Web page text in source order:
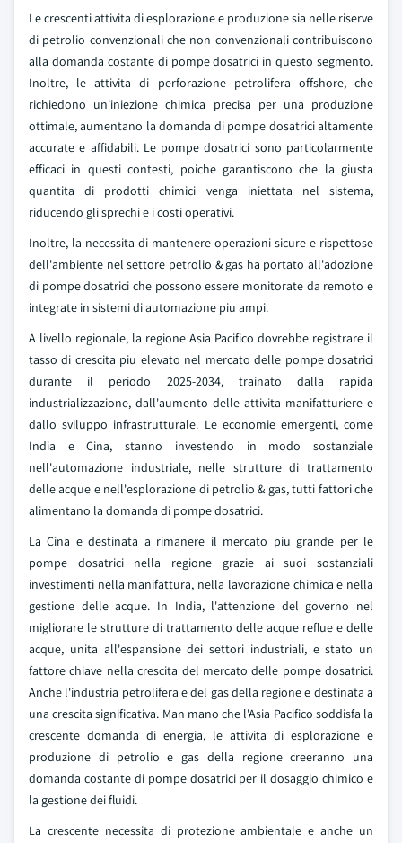
Le crescenti attivita di esplorazione e produzione sia nelle riserve
di petrolio convenzionali che non convenzionali contribuiscono
alla domanda costante di pompe dosatrici in questo segmento.
Inoltre, le attivita di perforazione petrolifera offshore, che
richiedono un'iniezione chimica precisa per una produzione
ottimale, aumentano la domanda di pompe dosatrici altamente
accurate e affidabili. Le pompe dosatrici sono particolarmente
efficaci in questi contesti, poiche garantiscono che la giusta
quantita di prodotti chimici venga iniettata nel sistema,
riducendo gli sprechi e i costi operativi.
Inoltre, la necessita di mantenere operazioni sicure e rispettose
dell'ambiente nel settore petrolio & gas ha portato all'adozione
di pompe dosatrici che possono essere monitorate da remoto e
integrate in sistemi di automazione piu ampi.
A livello regionale, la regione Asia Pacifico dovrebbe registrare il
tasso di crescita piu elevato nel mercato delle pompe dosatrici
durante il periodo 2025-2034, trainato dalla rapida
industrializzazione, dall'aumento delle attivita manifatturiere e
dallo sviluppo infrastrutturale. Le economie emergenti, come
India e Cina, stanno investendo in modo sostanziale
nell'automazione industriale, nelle strutture di trattamento
delle acque e nell'esplorazione di petrolio & gas, tutti fattori che
alimentano la domanda di pompe dosatrici.
La Cina e destinata a rimanere il mercato piu grande per le
pompe dosatrici nella regione grazie ai suoi sostanziali
investimenti nella manifattura, nella lavorazione chimica e nella
gestione delle acque. In India, l'attenzione del governo nel
migliorare le strutture di trattamento delle acque reflue e delle
acque, unita all'espansione dei settori industriali, e stato un
fattore chiave nella crescita del mercato delle pompe dosatrici.
Anche l'industria petrolifera e del gas della regione e destinata a
una crescita significativa. Man mano che l'Asia Pacifico soddisfa la
crescente domanda di energia, le attivita di esplorazione e
produzione di petrolio e gas della regione creeranno una
domanda costante di pompe dosatrici per il dosaggio chimico e
la gestione dei fluidi.
La crescente necessita di protezione ambientale e anche un